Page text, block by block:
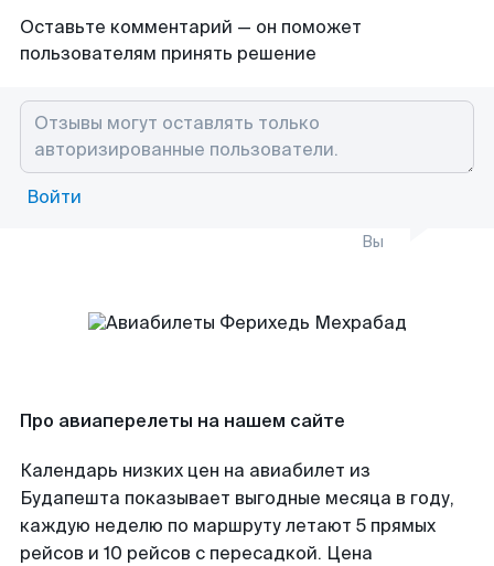
Оставьте комментарий — он поможет
пользователям принять решение
Войти
Вы
Про авиаперелеты на нашем сайте
Календарь низких цен на авиабилет из
Будапешта показывает выгодные месяца в году,
каждую неделю по маршруту летают 5 прямых
рейсов и 10 рейсов с пересадкой. Цена